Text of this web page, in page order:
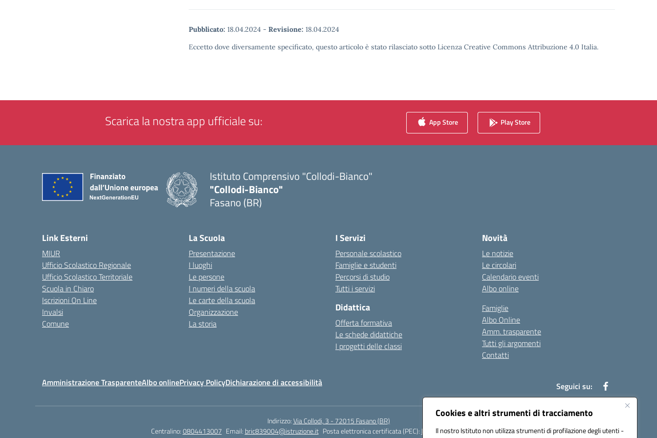
Cookies e altri strumenti di tracciamento
Il nostro Istituto non utilizza strumenti di profilazione degli utenti -
Pubblicato: 18.04.2024 - Revisione: 18.04.2024
Eccetto dove diversamente specificato, questo articolo è stato rilasciato sotto Licenza Creative Commons Attribuzione 4.0 Italia.
Scarica la nostra app ufficiale su: App Store Play Store
Istituto Comprensivo "Collodi-Bianco"
"Collodi-Bianco"
Fasano (BR)
Link Esterni
MIUR
Ufficio Scolastico Regionale
Ufficio Scolastico Territoriale
Scuola in Chiaro
Iscrizioni On Line
Invalsi
Comune
La Scuola
Presentazione
I luoghi
Le persone
I numeri della scuola
Le carte della scuola
Organizzazione
La storia
I Servizi
Personale scolastico
Famiglie e studenti
Percorsi di studio
Tutti i servizi
Didattica
Offerta formativa
Le schede didattiche
I progetti delle classi
Novità
Le notizie
Le circolari
Calendario eventi
Albo online
Famiglie
Albo Online
Amm. trasparente
Tutti gli argomenti
Contatti
Amministrazione TrasparenteAlbo onlinePrivacy PolicyDichiarazione di accessibilità Seguici su:
Indirizzo:Via Collodi, 3 - 72015 Fasano (BR)
Centralino:0804413007 Email: bric839004@istruzione.it Posta elettronica certificata (PEC): bric839004@pec.istruzione.it